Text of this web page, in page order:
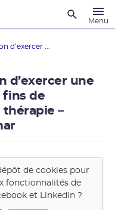
Menu
d’exercer ...
d’exercer une
fins de
–
de cookies pour
fonctionnalités de
et LinkedIn ?